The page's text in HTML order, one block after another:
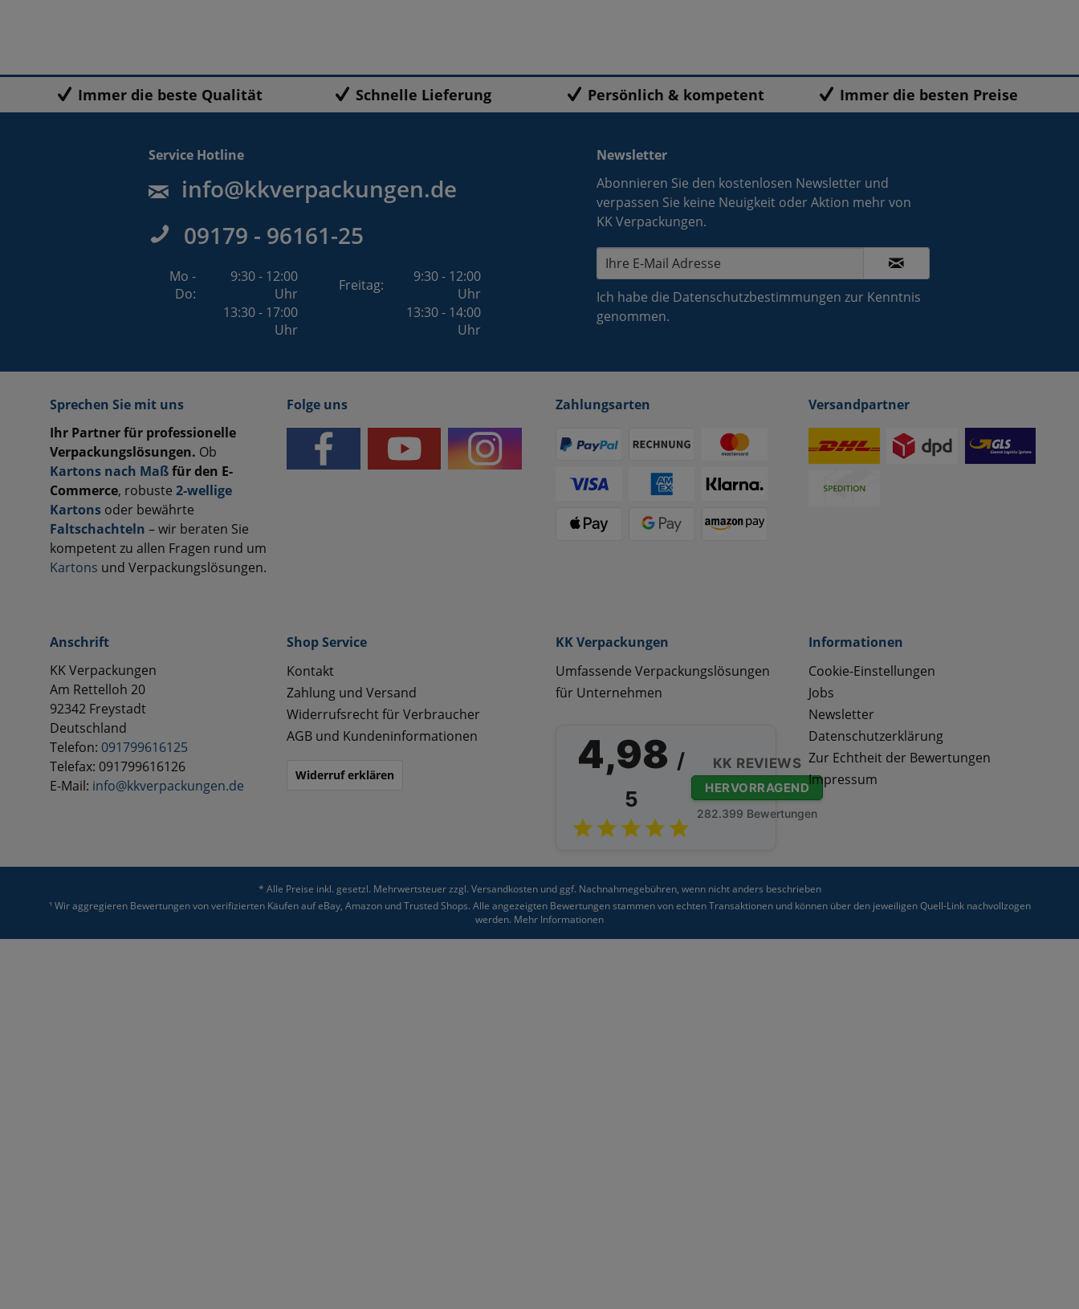
Immer die beste Qualität Schnelle Lieferung Persönlich & kompetent Immer die besten Preise
Service Hotline
info@kkverpackungen.de
09179 - 96161-25
Mo -
Do:
9:30 - 12:00
Uhr
Freitag:
9:30 - 12:00
Uhr
13:30 - 17:00
Uhr
13:30 - 14:00
Uhr
Newsletter
Abonnieren Sie den kostenlosen Newsletter und
verpassen Sie keine Neuigkeit oder Aktion mehr von
KK Verpackungen.
Ich habe die Datenschutzbestimmungen zur Kenntnis
genommen.
Sprechen Sie mit uns
Ihr Partner für professionelle
Verpackungslösungen. Ob
Kartons nach Maßfür den E-
Commerce, robuste 2-wellige
Kartons oder bewährte
Faltschachteln – wir beraten Sie
kompetent zu allen Fragen rund um
Kartons und Verpackungslösungen.
Folge uns Zahlungsarten Versandpartner
Anschrift
KK Verpackungen
Am Rettelloh 20
92342 Freystadt
Deutschland
Telefon: 091799616125
Telefax: 091799616126
E-Mail: info@kkverpackungen.de
Shop Service
Kontakt
Zahlung und Versand
Widerrufsrecht für Verbraucher
AGB und Kundeninformationen
Widerruf erklären
KK Verpackungen
Umfassende Verpackungslösungen
für Unternehmen
4,98 /
5
KK REVIEWS
HERVORRAGEND
282.399 Bewertungen
Informationen
Cookie-Einstellungen
Jobs
Newsletter
Datenschutzerklärung
Zur Echtheit der Bewertungen
Impressum
* Alle Preise inkl. gesetzl. Mehrwertsteuer zzgl. Versandkostenund ggf. Nachnahmegebühren, wenn nicht anders beschrieben
¹ Wir aggregieren Bewertungen von verifizierten Käufen auf eBay, Amazon und Trusted Shops. Alle angezeigten Bewertungen stammen von echten Transaktionen und können über den jeweiligen Quell-Link nachvollzogen
werden. Mehr Informationen